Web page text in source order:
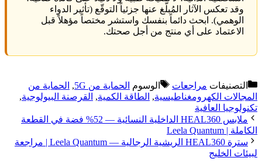
وقد تعكس الآثار المُبلَّغ عنها جزئياً التوقّع (تأثير الدواء
الوهمي). ابحث دائماً بنفسك واستشر مختصاً مؤهلاً قبل
الاعتماد على أي منتج من أجل صحتك.
التصنيفات مراجعات الوسوم الحماية من 5G , الحماية من
المجالات الكهرومغناطيسية, الطاقة الكمية, القرصنة البيولوجية,
تكنولوجيا العافية
ملابس HEAL360 الداخلية النسائية — 52% فضة في القطعة
الكاملة | Leela Quantum
سترة HEAL360 الريشية الرجالية — Leela Quantum | مراجعة
لبيئات الخليج